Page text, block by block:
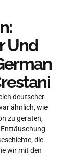
Und
deutscher
ähnlich, wie
zu geraten,
Enttäuschung
die
wir mit den